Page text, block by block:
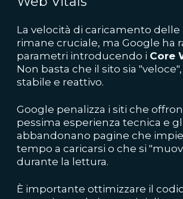
La velocità di caricamento
rimane cruciale, ma Google ha
parametri introducendo i Core
Non basta che il sito sia
stabile e reattivo.
Google penalizza i siti che
pessima esperienza tecnica e
abbandonano pagine che
tempo a caricarsi o che si
durante la lettura.
È importante ottimizzare il